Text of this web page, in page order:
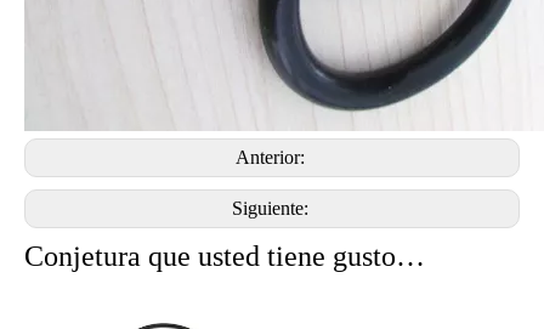
Anterior:
Siguiente:
Conjetura que usted tiene gusto…